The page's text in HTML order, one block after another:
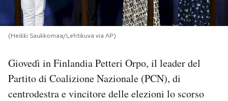
I MIEI PREFERITI
SHOP
CALENDARIO
(Heikki Saukkomaa/Lehtikuva via AP)
Giovedì in Finlandia Petteri Orpo, il leader del
Partito di Coalizione Nazionale (PCN), di
centrodestra e vincitore delle elezioni lo scorso